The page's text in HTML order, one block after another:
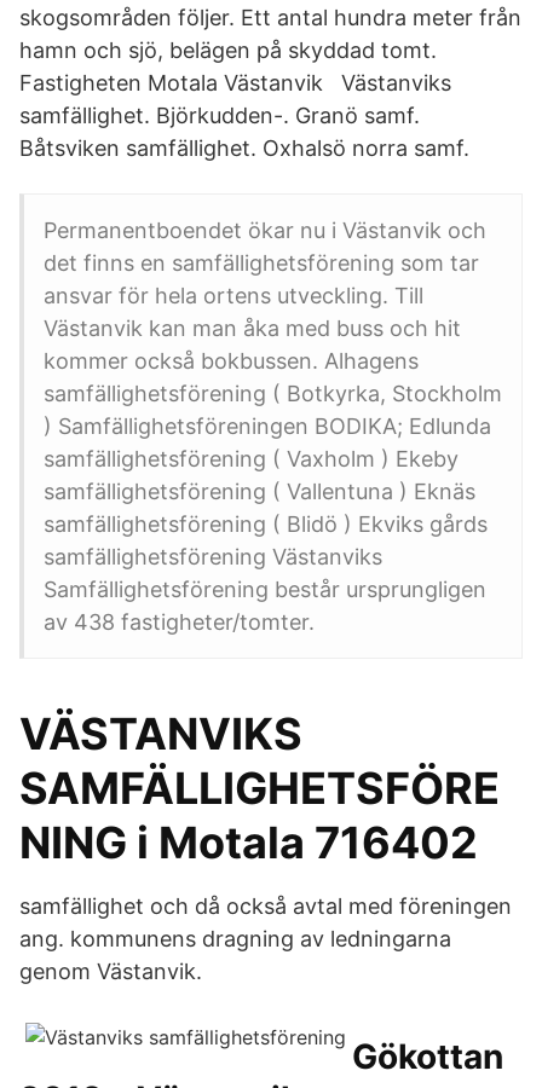
skogsområden följer. Ett antal hundra meter från
hamn och sjö, belägen på skyddad tomt.
Fastigheten Motala Västanvik Västanviks
samfällighet. Björkudden-. Granö samf.
Båtsviken samfällighet. Oxhalsö norra samf.
Permanentboendet ökar nu i Västanvik och
det finns en samfällighetsförening som tar
ansvar för hela ortens utveckling. Till
Västanvik kan man åka med buss och hit
kommer också bokbussen. Alhagens
samfällighetsförening ( Botkyrka, Stockholm
) Samfällighetsföreningen BODIKA; Edlunda
samfällighetsförening ( Vaxholm ) Ekeby
samfällighetsförening ( Vallentuna ) Eknäs
samfällighetsförening ( Blidö ) Ekviks gårds
samfällighetsförening Västanviks
Samfällighetsförening består ursprungligen
av 438 fastigheter/tomter.
VÄSTANVIKS
SAMFÄLLIGHETSFÖRE
NING i Motala 716402
samfällighet och då också avtal med föreningen
ang. kommunens dragning av ledningarna
genom Västanvik.
Gökottan